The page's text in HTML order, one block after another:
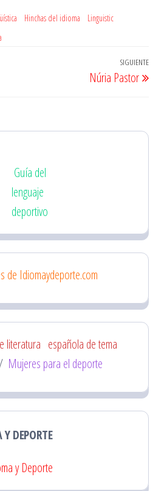
Hinchas del idioma
Linguistic
SIGUIENTE
Núria Pastor
Guía del
lenguaje
deportivo
de Idiomaydeporte.com
literatura española de tema
Mujeres para el deporte
DEPORTE